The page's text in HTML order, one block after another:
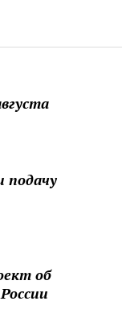
подачу
об